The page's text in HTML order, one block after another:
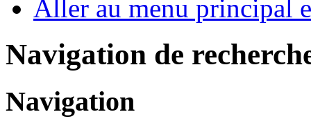
Aller au menu principal
Navigation de
Navigation